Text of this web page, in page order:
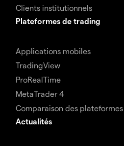
Clients institutionnels
Plateformes de trading
Applications mobiles
TradingView
ProRealTime
MetaTrader 4
Comparaison des plateformes
Actualités